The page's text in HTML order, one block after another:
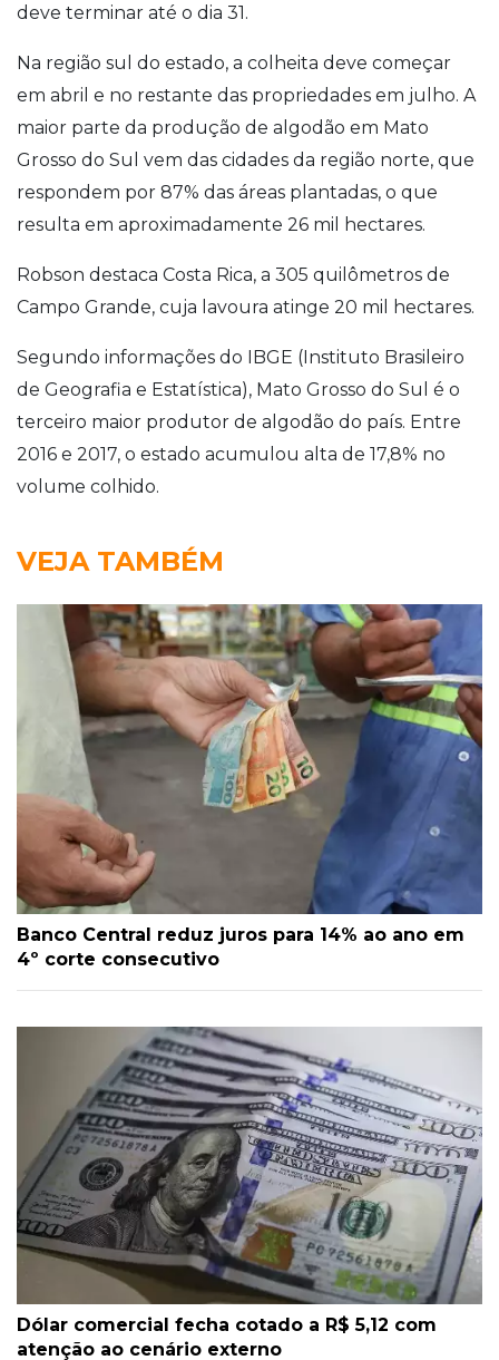
deve terminar até o dia 31.
Na região sul do estado, a colheita deve começar
em abril e no restante das propriedades em julho. A
maior parte da produção de algodão em Mato
Grosso do Sul vem das cidades da região norte, que
respondem por 87% das áreas plantadas, o que
resulta em aproximadamente 26 mil hectares.
Robson destaca Costa Rica, a 305 quilômetros de
Campo Grande, cuja lavoura atinge 20 mil hectares.
Segundo informações do IBGE (Instituto Brasileiro
de Geografia e Estatística), Mato Grosso do Sul é o
terceiro maior produtor de algodão do país. Entre
2016 e 2017, o estado acumulou alta de 17,8% no
volume colhido.
VEJA TAMBÉM
Banco Central reduz juros para 14% ao ano em
4º corte consecutivo
Dólar comercial fecha cotado a R$ 5,12 com
atenção ao cenário externo